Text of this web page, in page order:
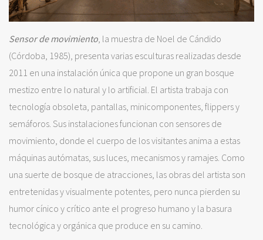
Sensor de movimiento, la muestra de Noel de Cándido
(Córdoba, 1985), presenta varias esculturas realizadas desde
2011 en una instalación única que propone un gran bosque
mestizo entre lo natural y lo artificial. El artista trabaja con
tecnología obsoleta, pantallas, minicomponentes, flippers y
semáforos. Sus instalaciones funcionan con sensores de
movimiento, donde el cuerpo de los visitantes anima a estas
máquinas autómatas, sus luces, mecanismos y ramajes. Como
una suerte de bosque de atracciones, las obras del artista son
entretenidas y visualmente potentes, pero nunca pierden su
humor cínico y crítico ante el progreso humano y la basura
tecnológica y orgánica que produce en su camino.